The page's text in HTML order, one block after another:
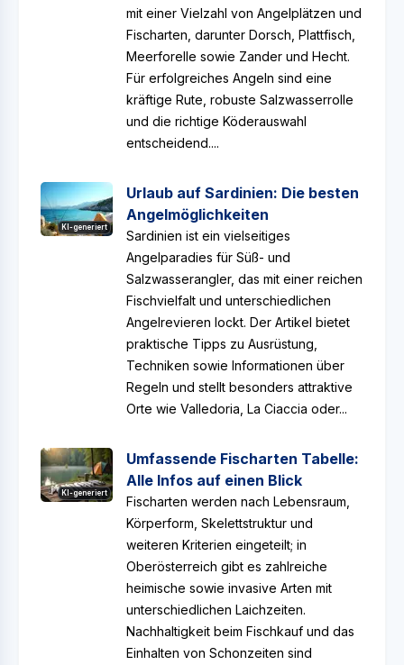
mit einer Vielzahl von Angelplätzen und
Fischarten, darunter Dorsch, Plattfisch,
Meerforelle sowie Zander und Hecht.
Für erfolgreiches Angeln sind eine
kräftige Rute, robuste Salzwasserrolle
und die richtige Köderauswahl
entscheidend....
KI-generiert
Urlaub auf Sardinien: Die besten
Angelmöglichkeiten
Sardinien ist ein vielseitiges
Angelparadies für Süß- und
Salzwasserangler, das mit einer reichen
Fischvielfalt und unterschiedlichen
Angelrevieren lockt. Der Artikel bietet
praktische Tipps zu Ausrüstung,
Techniken sowie Informationen über
Regeln und stellt besonders attraktive
Orte wie Valledoria, La Ciaccia oder...
KI-generiert
Umfassende Fischarten Tabelle:
Alle Infos auf einen Blick
Fischarten werden nach Lebensraum,
Körperform, Skelettstruktur und
weiteren Kriterien eingeteilt; in
Oberösterreich gibt es zahlreiche
heimische sowie invasive Arten mit
unterschiedlichen Laichzeiten.
Nachhaltigkeit beim Fischkauf und das
Einhalten von Schonzeiten sind